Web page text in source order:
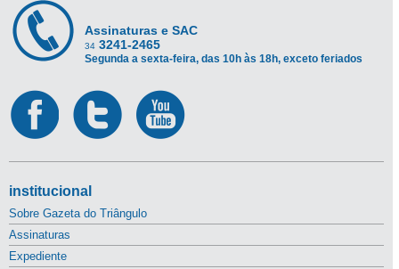
Assinaturas e SAC
34 3241-2465
Segunda a sexta-feira, das 10h às 18h, exceto feriados
institucional
Sobre Gazeta do Triângulo
Assinaturas
Expediente